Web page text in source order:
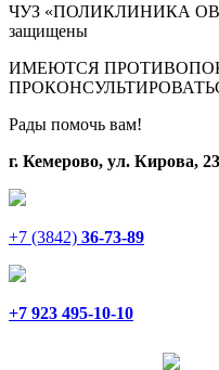
ЧУЗ «ПОЛИКЛИНИКА
защищены
ИМЕЮТСЯ
Рады помочь вам!
г. Кемерово, ул. Кирова, 23
+7 (3842) 36-73-89
+7 923 495-10-10